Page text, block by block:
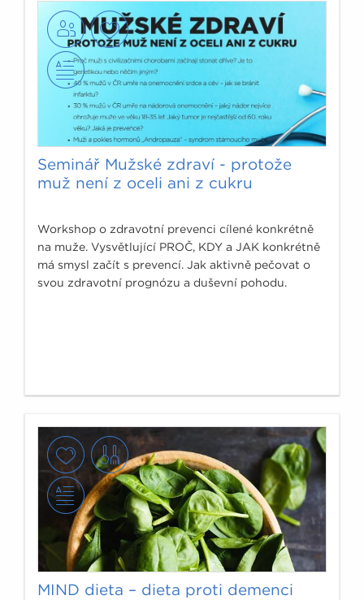
Seminář Mužské zdraví - protože
muž není z oceli ani z cukru
Workshop o zdravotní prevenci cílené konkrétně
na muže. Vysvětlující PROČ, KDY a JAK konkrétně
má smysl začít s prevencí. Jak aktivně pečovat o
svou zdravotní prognózu a duševní pohodu.
MIND dieta – dieta proti demenci